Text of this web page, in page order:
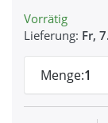
Vorrätig
Lieferung: Fr, 7.
Menge:1